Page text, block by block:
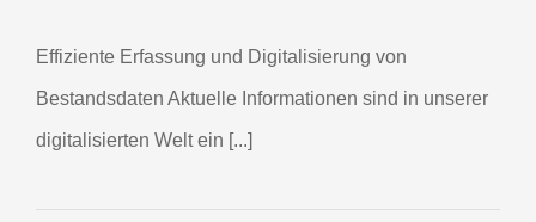
Effiziente Erfassung und Digitalisierung von
Bestandsdaten Aktuelle Informationen sind in unserer
digitalisierten Welt ein [...]